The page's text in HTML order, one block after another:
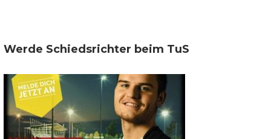
Werde Schiedsrichter beim TuS